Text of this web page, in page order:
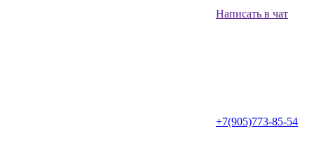
Написать в чат
+7(905)773-85-54